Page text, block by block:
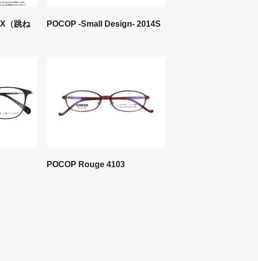
（跳ね
POCOP -Small Design- 2014S
POCOP Rouge 4103